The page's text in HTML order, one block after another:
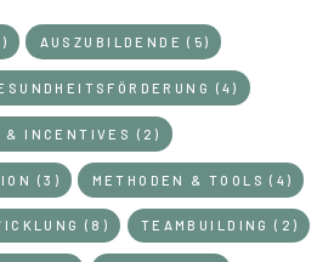
AUSZUBILDENDE (5)
(4)
& INCENTIVES (2)
(3) METHODEN & TOOLS (4)
(8) TEAMBUILDING (2)